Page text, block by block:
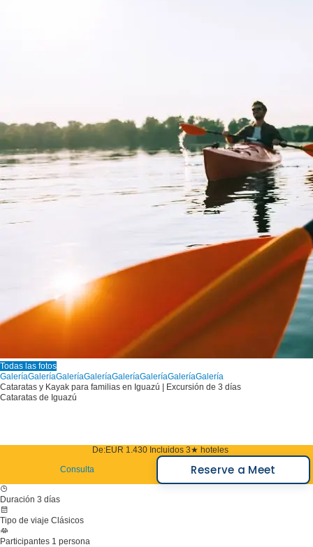
Todas las fotos
GaleríaGaleríaGaleríaGaleríaGaleríaGaleríaGaleríaGalería
Cataratas y Kayak para familias en Iguazú | Excursión de 3 días
Cataratas de Iguazú
De:EUR 1.430 Incluidos 3★ hoteles
Consulta
Reserve a Meet
Duración 3 días
Tipo de viaje Clásicos
Participantes 1 persona